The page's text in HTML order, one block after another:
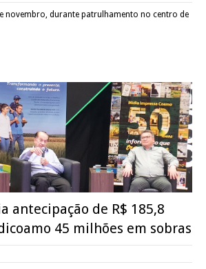
novembro, durante patrulhamento no centro de
antecipação de R$ 185,8
45 milhões em sobras